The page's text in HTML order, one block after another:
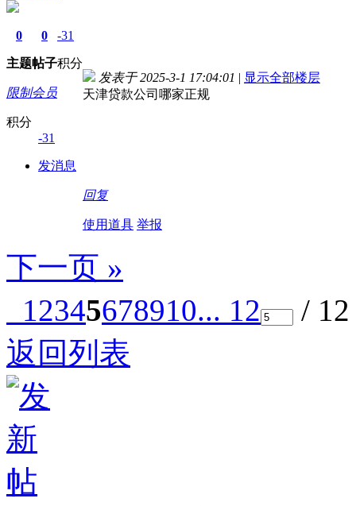
0
主题
0
帖子
-31
积分
限制会员
积分
-31
发消息
发表于 2025-3-1 17:04:01 | 显示全部楼层
天津贷款公司哪家正规
回复
使用道具 举报
下一页 »
12345678910... 12
/
返回列表